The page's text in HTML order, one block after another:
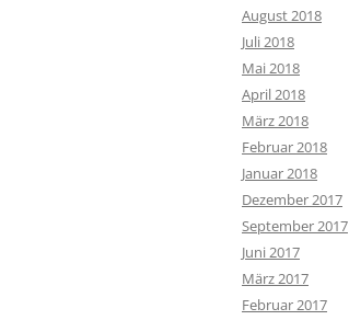
August 2018
Juli 2018
Mai 2018
April 2018
März 2018
Februar 2018
Januar 2018
Dezember 2017
September 2017
Juni 2017
März 2017
Februar 2017